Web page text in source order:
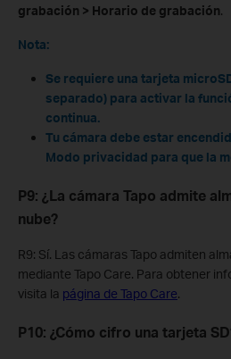
grabación > Horario de grabación.
Nota:
Se requiere una tarjeta
separado) para activar la
continua.
Tu cámara debe estar
Modo privacidad para que la
P9: ¿La cámara Tapo admite
nube?
R9: Sí. Las cámaras Tapo admiten
mediante Tapo Care. Para obtener
visita la página de Tapo Care.
P10: ¿Cómo cifro una tarjeta